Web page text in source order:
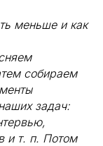
меньше и как
собираем
задач:
и т. п. Потом